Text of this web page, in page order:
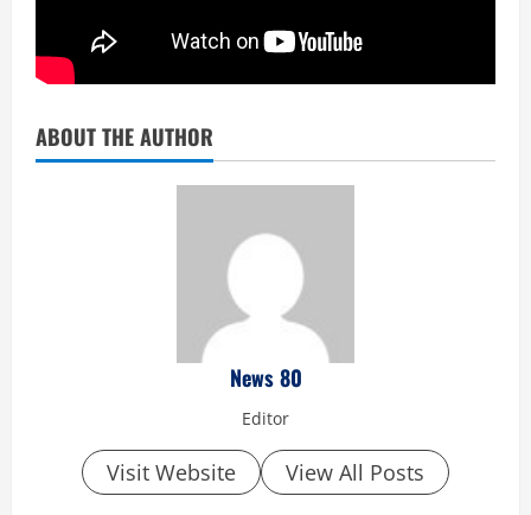
ABOUT THE AUTHOR
News 80
Editor
Visit Website View All Posts